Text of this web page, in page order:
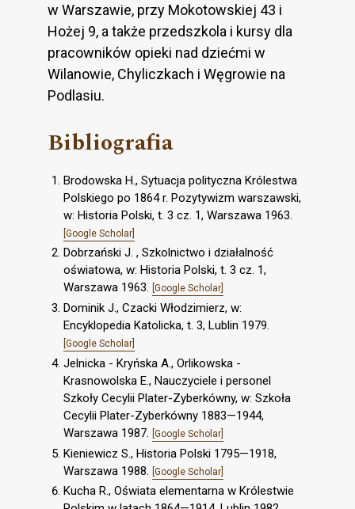
w Warszawie, przy Mokotowskiej 43 i
Hożej 9, a także przedszkola i kursy dla
pracowników opieki nad dziećmi w
Wilanowie, Chyliczkach i Węgrowie na
Podlasiu.
Bibliografia
Brodowska H., Sytuacja polityczna Królestwa
Polskiego po 1864 r. Pozytywizm warszawski,
w: Historia Polski, t. 3 cz. 1, Warszawa 1963.
[Google Scholar]
Dobrzański J. , Szkolnictwo i działalność
oświatowa, w: Historia Polski, t. 3 cz. 1,
Warszawa 1963. [Google Scholar]
Dominik J., Czacki Włodzimierz, w:
Encyklopedia Katolicka, t. 3, Lublin 1979.
[Google Scholar]
Jelnicka - Kryńska A., Orlikowska -
Krasnowolska E., Nauczyciele i personel
Szkoły Cecylii Plater-Zyberkówny, w: Szkoła
Cecylii Plater-Zyberkówny 1883—1944,
Warszawa 1987. [Google Scholar]
Kieniewicz S., Historia Polski 1795—1918,
Warszawa 1988.
[Google Scholar]
Kucha R., Oświata elementarna w Królestwie